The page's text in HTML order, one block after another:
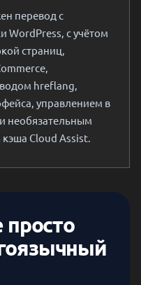
перевод с
с учётом
страниц,
hreflang,
управлением в
необязательным
Cloud Assist.
просто